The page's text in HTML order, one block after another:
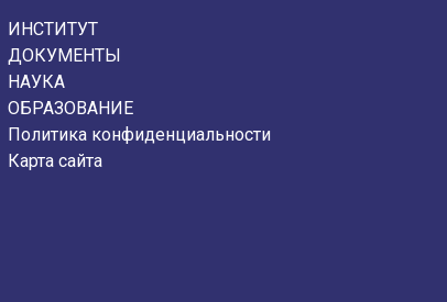
ИНСТИТУТ
ДОКУМЕНТЫ
НАУКА
ОБРАЗОВАНИЕ
Политика конфиденциальности
Карта сайта